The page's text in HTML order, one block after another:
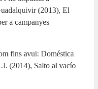
(2013), El
a campanyes
fins avui: Doméstica
(2014), Salto al vacío